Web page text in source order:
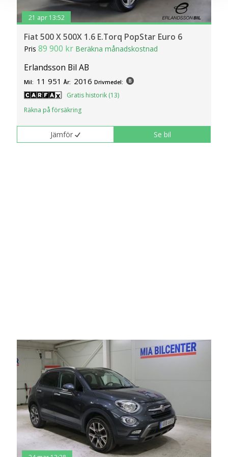
cookies och samtycker till att vi mäter och delar
information om din användning av webbplatsen med våra
klickar du på Anpassa. Du kan alltid ändra dina
21 apr 13:52
Fiat 500 X 500X 1.6 E.Torq PopStar Euro 6
Pris89 900 kr Beräkna månadskostnad
Erlandsson Bil AB
Mil: 11 951 År: 2016 Drivmedel:
Gratis historik (13)
Räkna på försäkring
Jämför Se bil